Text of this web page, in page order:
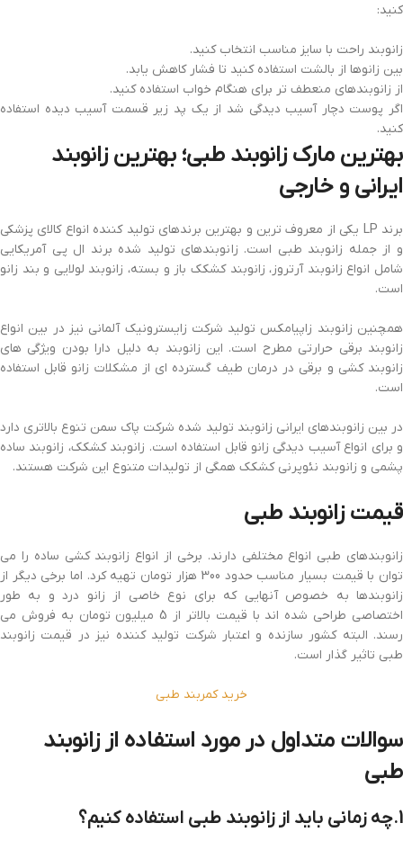
کنید:
زانوبند راحت با سایز مناسب انتخاب کنید.
بین زانوها از بالشت استفاده کنید تا فشار کاهش یابد.
از زانوبندهای منعطف تر برای هنگام خواب استفاده کنید.
اگر پوست دچار آسیب دیدگی شد از یک پد زیر قسمت آسیب دیده استفاده
کنید.
بهترین مارک زانوبند طبی؛ بهترین زانوبند
ایرانی و خارجی
برند LP یکی از معروف ترین و بهترین برندهای تولید کننده انواع کالای پزشکی
و از جمله زانوبند طبی است. زانوبندهای تولید شده برند ال پی آمریکایی
شامل انواع زانوبند آرتروز، زانوبند کشکک باز و بسته، زانوبند لولایی و بند زانو
است.
همچنین زانوبند زاپیامکس تولید شرکت زایسترونیک آلمانی نیز در بین انواع
زانوبند برقی حرارتی مطرح است. این زانوبند به دلیل دارا بودن ویژگی های
زانوبند کشی و برقی در درمان طیف گسترده ای از مشکلات زانو قابل استفاده
است.
در بین زانوبندهای ایرانی زانوبند تولید شده شرکت پاک سمن تنوع بالاتری دارد
و برای انواع آسیب دیدگی زانو قابل استفاده است. زانوبند کشکک، زانوبند ساده
پشمی و زانوبند نئوپرنی کشکک همگی از تولیدات متنوع این شرکت هستند.
قیمت زانوبند طبی
زانوبندهای طبی انواع مختلفی دارند. برخی از انواع زانوبند کشی ساده را می
توان با قیمت بسیار مناسب حدود 300 هزار تومان تهیه کرد. اما برخی دیگر از
زانوبندها به خصوص آنهایی که برای نوع خاصی از زانو درد و به طور
اختصاصی طراحی شده اند با قیمت بالاتر از 5 میلیون تومان به فروش می
رسند. البته کشور سازنده و اعتبار شرکت تولید کننده نیز در قیمت زانوبند
طبی تاثیر گذار است.
خرید کمربند طبی
سوالات متداول در مورد استفاده از زانوبند
طبی
1.چه زمانی باید از زانوبند طبی استفاده کنیم؟